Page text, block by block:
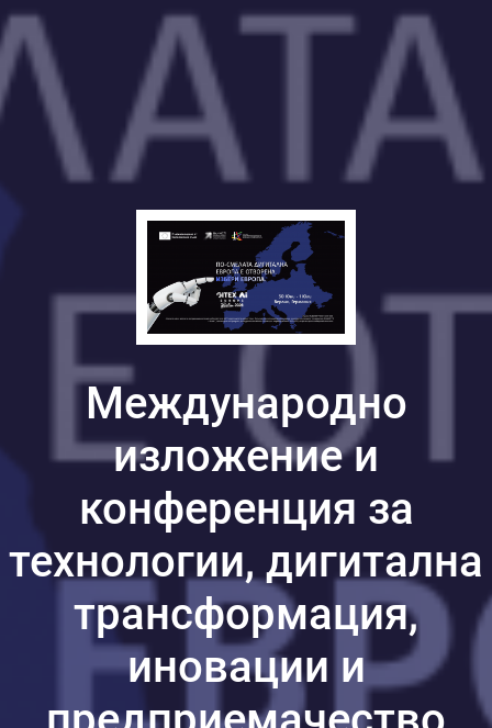
Международно
изложение и
конференция за
технологии, дигитална
трансформация,
иновации и